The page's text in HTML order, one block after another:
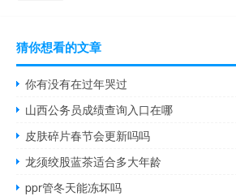
猜你想看的文章
你有没有在过年哭过
山西公务员成绩查询入口在哪
皮肤碎片春节会更新吗吗
龙须绞股蓝茶适合多大年龄
ppr管冬天能冻坏吗